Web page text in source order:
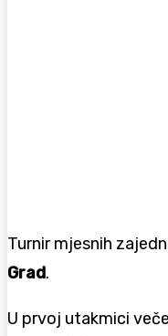
Turnir mjesnih
Grad.
U prvoj utakmici